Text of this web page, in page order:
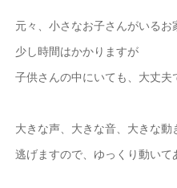
元々、小さなお子さんがいるお
少し時間はかかりますが
子供さんの中にいても、大丈夫
大きな声、大きな音、大きな動
逃げますので、ゆっくり動い